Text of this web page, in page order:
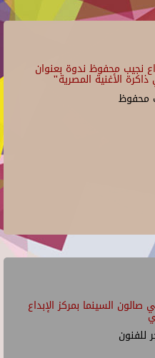
نجيب محفوظ ندوة بعنوان
الأغنية المصرية"
محفوظ
السينما بمركز الإبداع
للفنون